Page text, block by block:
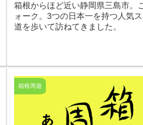
箱根からほど近い静岡県三島市。
ォーク。3つの日本一を持つ人気
道を歩いて訪ねてきました。
箱根周遊